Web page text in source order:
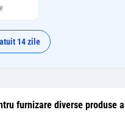
14 zile
furnizare diverse produse